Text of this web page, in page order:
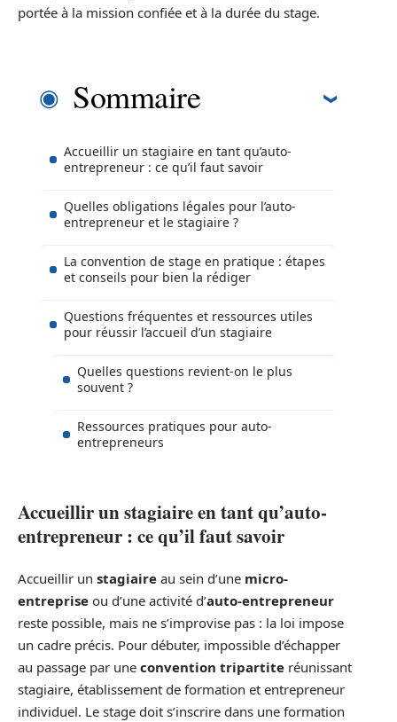
portée à la mission confiée et à la durée du stage.
Sommaire
Accueillir un stagiaire en tant qu’auto-
entrepreneur : ce qu’il faut savoir
Quelles obligations légales pour l’auto-
entrepreneur et le stagiaire ?
La convention de stage en pratique : étapes
et conseils pour bien la rédiger
Questions fréquentes et ressources utiles
pour réussir l’accueil d’un stagiaire
Quelles questions revient-on le plus
souvent ?
Ressources pratiques pour auto-
entrepreneurs
Accueillir un stagiaire en tant qu’auto-
entrepreneur : ce qu’il faut savoir
Accueillir un stagiaire au sein d’une micro-
entreprise ou d’une activité d’auto-entrepreneur
reste possible, mais ne s’improvise pas : la loi impose
un cadre précis. Pour débuter, impossible d’échapper
au passage par une convention tripartite réunissant
stagiaire, établissement de formation et entrepreneur
individuel. Le stage doit s’inscrire dans une formation